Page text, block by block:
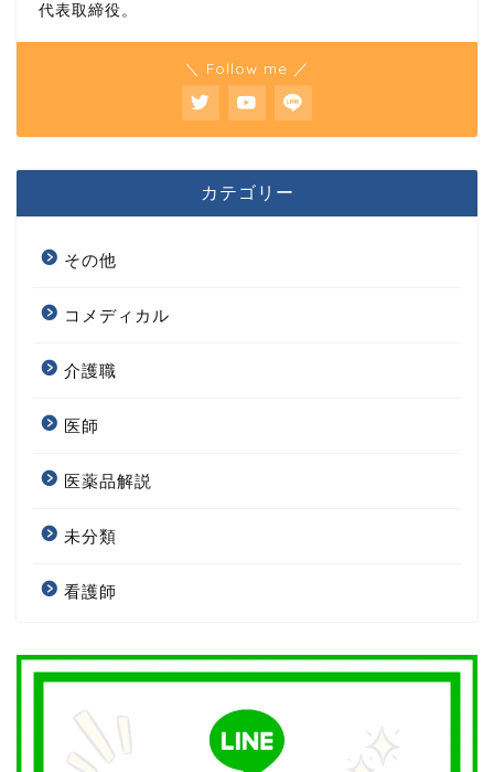
代表取締役。
＼ Follow me ／
カテゴリー
その他
コメディカル
介護職
医師
医薬品解説
未分類
看護師